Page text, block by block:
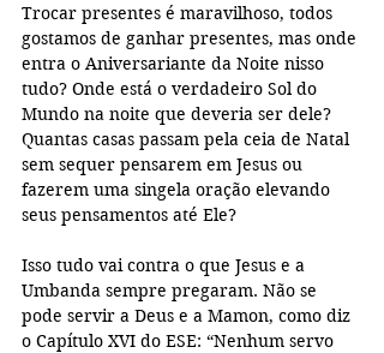
Trocar presentes é maravilhoso, todos
gostamos de ganhar presentes, mas onde
entra o Aniversariante da Noite nisso
tudo? Onde está o verdadeiro Sol do
Mundo na noite que deveria ser dele?
Quantas casas passam pela ceia de Natal
sem sequer pensarem em Jesus ou
fazerem uma singela oração elevando
seus pensamentos até Ele?
Isso tudo vai contra o que Jesus e a
Umbanda sempre pregaram. Não se
pode servir a Deus e a Mamon, como diz
o Capítulo XVI do ESE: “Nenhum servo